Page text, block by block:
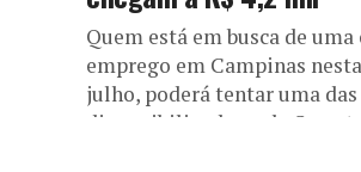
Quem está em busca de
emprego em Campinas
julho, poderá tentar uma das
disponibilizadas pela